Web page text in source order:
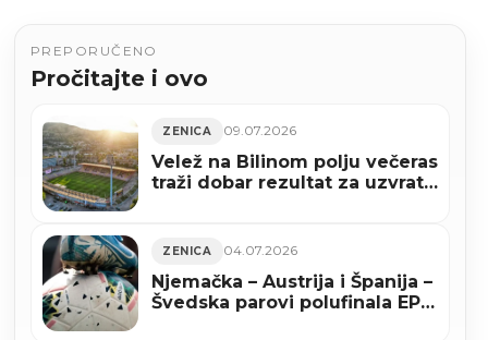
PREPORUČENO
Pročitajte i ovo
ZENICA 09.07.2026
Velež na Bilinom polju večeras
traži dobar rezultat za uzvrat
ZENICA 04.07.2026
Njemačka – Austrija i Španija –
Švedska parovi polufinala EP